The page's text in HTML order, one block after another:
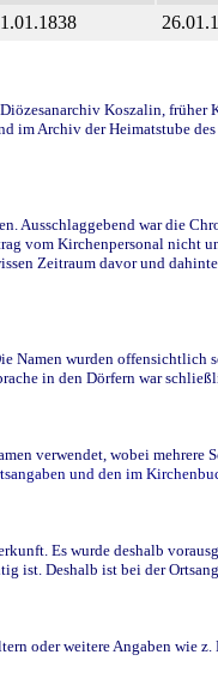
Koszalin,
im Archiv der Heimatstube
Ausschlaggebend war die
vom Kirchenpersonal
Zeitraum davor und
wurden offensichtlich
in den Dörfern war
verwendet, wobei
und den im
Es wurde deshalb
ist. Deshalb ist bei der
oder weitere Angaben wie